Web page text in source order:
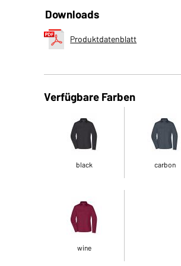
Downloads
Produktdatenblatt
Verfügbare Farben
black carbon
wine